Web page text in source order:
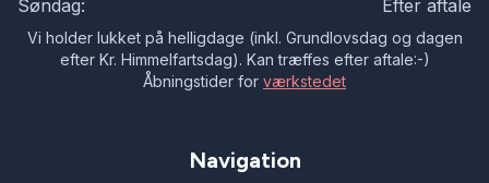
Søndag:
Efter aftale
Vi holder lukket på helligdage (inkl. Grundlovsdag og dagen
efter Kr. Himmelfartsdag). Kan træffes efter aftale:-)
Åbningstider for værkstedet
Navigation